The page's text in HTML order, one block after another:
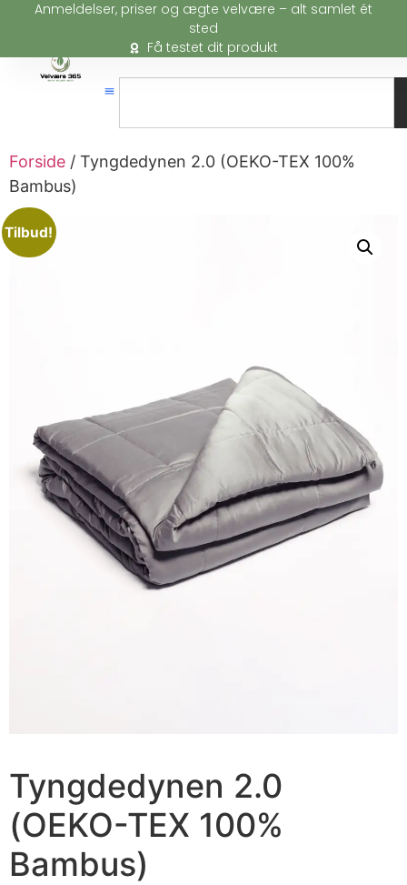
Anmeldelser, priser og ægte velvære – alt samlet ét
sted
Få testet dit produkt
Forside / Tyngdedynen 2.0 (OEKO-TEX 100%
Bambus)
Tilbud!
Tyngdedynen 2.0
(OEKO-TEX 100%
Bambus)